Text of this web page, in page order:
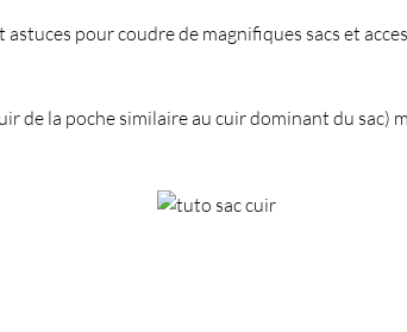
pour coudre de magnifiques sacs et
de la poche similaire au cuir dominant du sac)